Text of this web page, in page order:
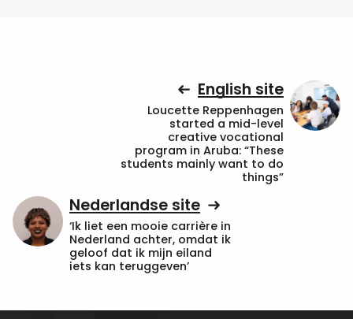
English site
Loucette Reppenhagen
started a mid-level
creative vocational
program in Aruba: “These
students mainly want to do
things”
Nederlandse site
‘Ik liet een mooie carrière in
Nederland achter, omdat ik
geloof dat ik mijn eiland
iets kan teruggeven’